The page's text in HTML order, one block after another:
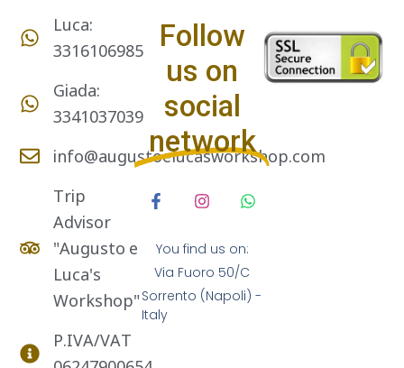
Luca:
3316106985
Giada:
3341037039
info@augustoelucasworkshop.com
Trip
Advisor
"Augusto e
Luca's
Workshop"
P.IVA/VAT
Follow
us on
social
network
You find us on:
Via Fuoro 50/C
Sorrento (Napoli) -
Italy